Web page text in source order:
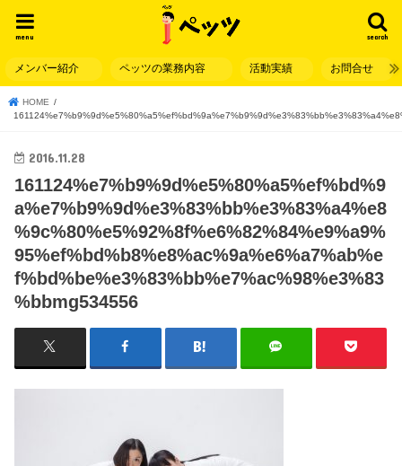
search
menu
メンバー紹介 ペッツの業務内容 活動実績 お問合せ
HOME
2016.11.28
161124%e7%b9%9d%e5%80%a5%ef%bd%9
a%e7%b9%9d%e3%83%bb%e3%83%a4%e8
%9c%80%e5%92%8f%e6%82%84%e9%a9%
95%ef%bd%b8%e8%ac%9a%e6%a7%ab%e
f%bd%be%e3%83%bb%e7%ac%98%e3%83
%bbmg534556